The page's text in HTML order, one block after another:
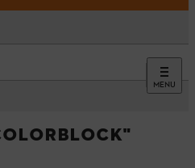
MENU